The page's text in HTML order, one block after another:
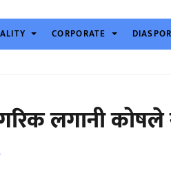
CORPORATE
लगानी कोषले